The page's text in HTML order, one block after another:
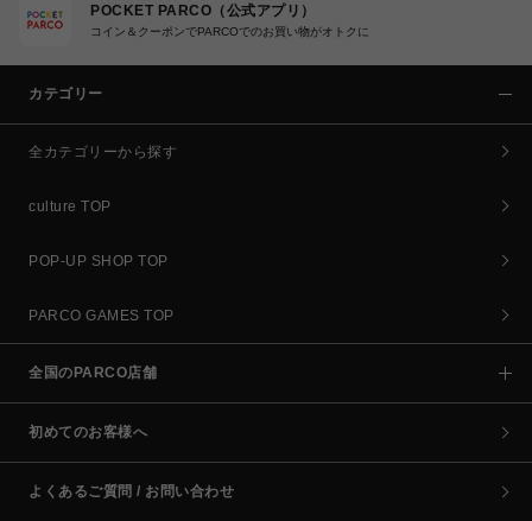
POCKET PARCO（公式アプリ）
コイン＆クーポンでPARCOでのお買い物がオトクに
カテゴリー
全カテゴリーから探す
culture TOP
POP-UP SHOP TOP
PARCO GAMES TOP
全国のPARCO店舗
初めてのお客様へ
よくあるご質問 / お問い合わせ